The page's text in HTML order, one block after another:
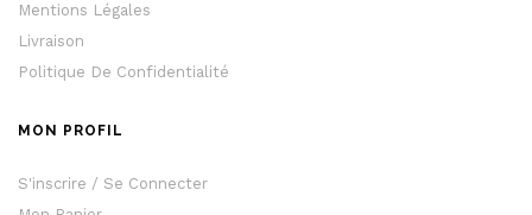
Mentions Légales
Livraison
Politique De Confidentialité
MON PROFIL
S'inscrire / Se Connecter